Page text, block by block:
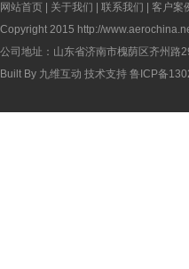
网站首页 关于我们 联系我们 客户案
Copyright 2015 http://
公司地址：山东省济南市槐荫区齐州
Built By 九维互动 技术支持 鲁ICP备